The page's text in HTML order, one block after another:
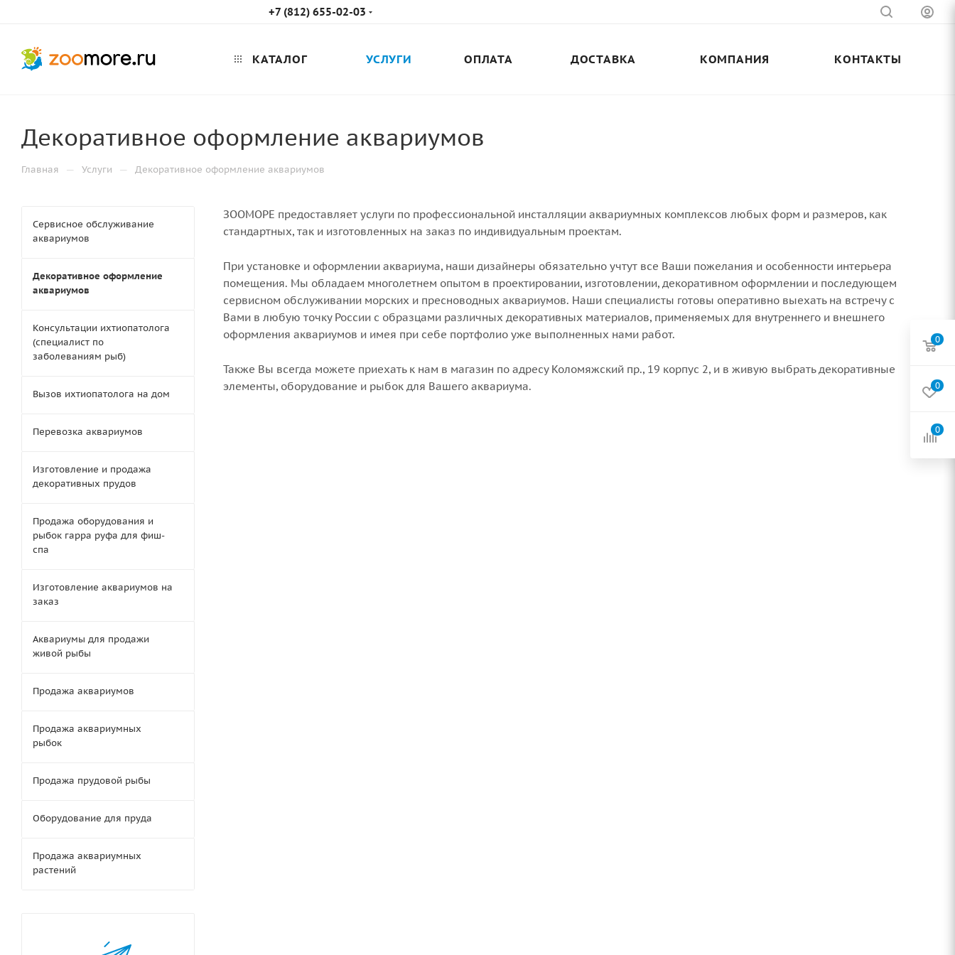
+7 (812) 655-02-03
КАТАЛОГ УСЛУГИ ОПЛАТА ДОСТАВКА КОМПАНИЯ КОНТАКТЫ
Декоративное оформление аквариумов
Главная — Услуги — Декоративное оформление аквариумов
ЗООМОРЕ предоставляет услуги по профессиональной инсталляции аквариумных комплексов любых форм и размеров, как
стандартных, так и изготовленных на заказ по индивидуальным проектам.
При установке и оформлении аквариума, наши дизайнеры обязательно учтут все Ваши пожелания и особенности интерьера
помещения. Мы обладаем многолетнем опытом в проектировании, изготовлении, декоративном оформлении и последующем
сервисном обслуживании морских и пресноводных аквариумов. Наши специалисты готовы оперативно выехать на встречу с
Вами в любую точку России с образцами различных декоративных материалов, применяемых для внутреннего и внешнего
оформления аквариумов и имея при себе портфолио уже выполненных нами работ.
Также Вы всегда можете приехать к нам в магазин по адресу Коломяжский пр., 19 корпус 2, и в живую выбрать декоративные
элементы, оборудование и рыбок для Вашего аквариума.
Сервисное обслуживание
аквариумов
Декоративное оформление
аквариумов
Консультации ихтиопатолога
(специалист по
заболеваниям рыб)
Вызов ихтиопатолога на дом
Перевозка аквариумов
Изготовление и продажа
декоративных прудов
Продажа оборудования и
рыбок гарра руфа для фиш-
спа
Изготовление аквариумов на
заказ
Аквариумы для продажи
живой рыбы
Продажа аквариумов
Продажа аквариумных
рыбок
Продажа прудовой рыбы
Оборудование для пруда
Продажа аквариумных
растений
0
0
0